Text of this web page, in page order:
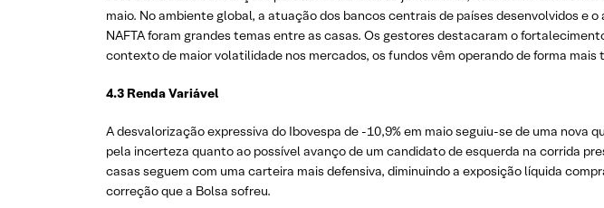
maio. No ambiente global, a atuação dos bancos centrais de países desenvolvidos e
NAFTA foram grandes temas entre as casas. Os gestores destacaram o
contexto de maior volatilidade nos mercados, os fundos vêm operando de forma
4.3 Renda Variável
A desvalorização expressiva do Ibovespa de -10,9% em maio seguiu-se de uma
pela incerteza quanto ao possível avanço de um candidato de esquerda na corrida
casas seguem com uma carteira mais defensiva, diminuindo a exposição líquida
correção que a Bolsa sofreu.